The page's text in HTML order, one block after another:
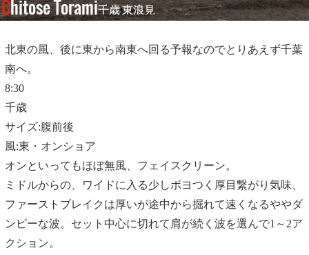
Video Logs
Chitose Torami千歳 東浪見
北東の風、後に東から南東へ回る予報なのでとりあえず千葉
南へ。
8:30
千歳
サイズ:腹前後
風:東・オンショア
オンといってもほぼ無風、フェイスクリーン。
ミドルからの、ワイドに入る少しボヨつく厚目繋がり気味、
ファーストブレイクは厚いが途中から掘れて速くなるややダ
ンピーな波。セット中心に切れて肩が続く波を選んで1～2ア
クション。